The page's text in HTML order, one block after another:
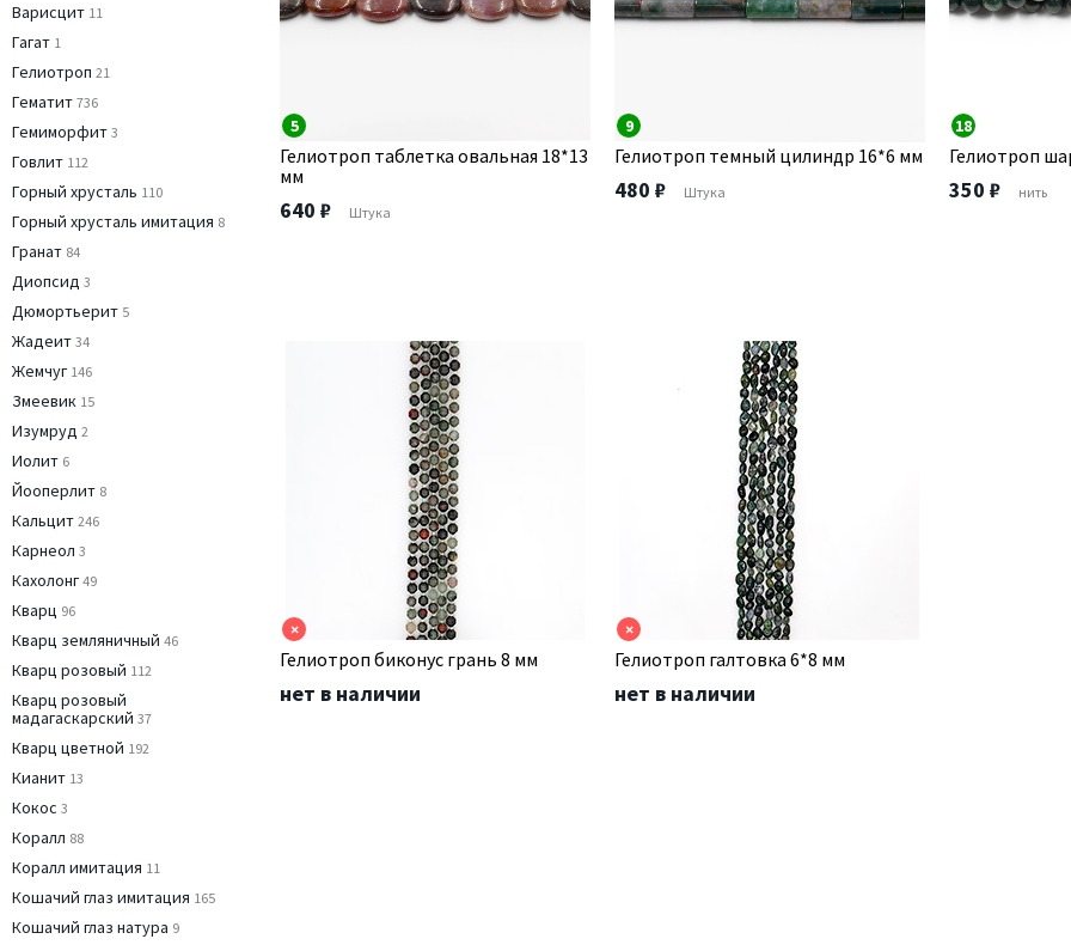
Варисцит 11
Гагат 1
Гелиотроп 21
Гематит 736
Гемиморфит 3
Говлит 112
Горный хрусталь 110
Горный хрусталь имитация 8
Гранат 84
Диопсид 3
Дюмортьерит 5
Жадеит 34
Жемчуг 146
Змеевик 15
Изумруд 2
Иолит 6
Йооперлит 8
Кальцит 246
Карнеол 3
Кахолонг 49
Кварц 96
Кварц земляничный 46
Кварц розовый 112
Кварц розовый
мадагаскарский 37
Кварц цветной 192
Кианит 13
Кокос 3
Коралл 88
Коралл имитация 11
Кошачий глаз имитация 165
Кошачий глаз натура 9
5
Гелиотроп таблетка овальная 18*13
мм
640 ₽ Штука
9
Гелиотроп темный цилиндр 16*6 мм
480 ₽ Штука
18
Гелиотроп
350 ₽ нить
×
Гелиотроп биконус грань 8 мм
нет в наличии
×
Гелиотроп галтовка 6*8 мм
нет в наличии